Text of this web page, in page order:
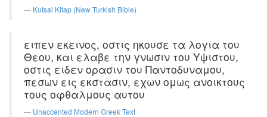
Kutsal Kitap (New Turkish Bible)
ειπεν εκεινος, οστις ηκουσε τα λογια του
Θεου, και ελαβε την γνωσιν του Υψιστου,
οστις ειδεν ορασιν του Παντοδυναμου,
πεσων εις εκστασιν, εχων ομως ανοικτους
τους οφθαλμους αυτου
Unaccented Modern Greek Text